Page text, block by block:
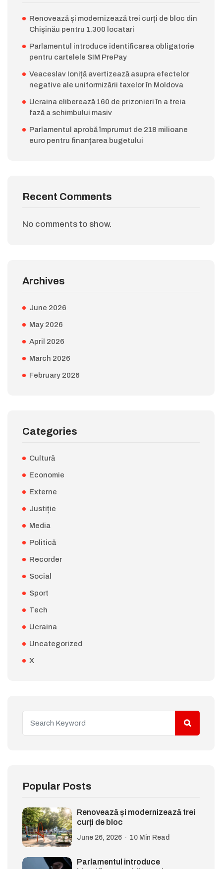
Renovează și modernizează trei curți de bloc din
Chișinău pentru 1.300 locatari
Parlamentul introduce identificarea obligatorie
pentru cartelele SIM PrePay
Veaceslav Ioniță avertizează asupra efectelor
negative ale uniformizării taxelor în Moldova
Ucraina eliberează 160 de prizonieri în a treia
fază a schimbului masiv
Parlamentul aprobă împrumut de 218 milioane
euro pentru finanțarea bugetului
Recent Comments
No comments to show.
Archives
June 2026
May 2026
April 2026
March 2026
February 2026
Categories
Cultură
Economie
Externe
Justiție
Media
Politică
Recorder
Social
Sport
Tech
Ucraina
Uncategorized
X
Popular Posts
Renovează și modernizează trei
curți de bloc
June 26, 2026 10 Min Read
Parlamentul introduce